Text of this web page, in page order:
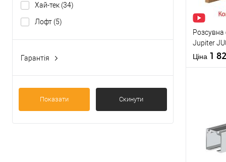
Хай-тек (34)
Лофт (5)
Гарантія
Показати Скинути
Виробник
Країна
дверей
Статус
Розсувна
Jupiter
полотно
Ціна 1
У